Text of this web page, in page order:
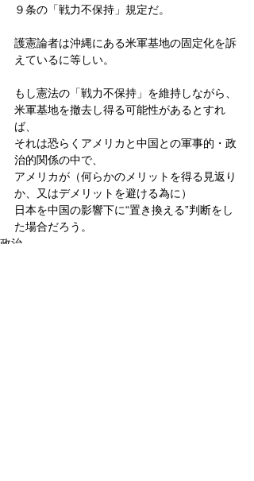
９条の「戦力不保持」規定だ。
護憲論者は沖縄にある米軍基地の固定化を訴
えているに等しい。
もし憲法の「戦力不保持」を維持しながら、
米軍基地を撤去し得る可能性があるとすれ
ば、
それは恐らくアメリカと中国との軍事的・政
治的関係の中で、
アメリカが（何らかのメリットを得る見返り
か、又はデメリットを避ける為に）
日本を中国の影響下に“置き換える”判断をし
た場合だろう。
政治